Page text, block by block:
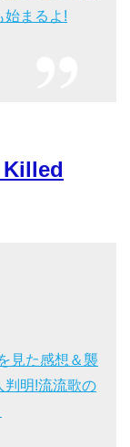
始まるよ!
見た感想＆襲
判明!流流歌の